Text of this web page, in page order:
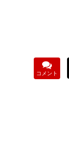
コメント